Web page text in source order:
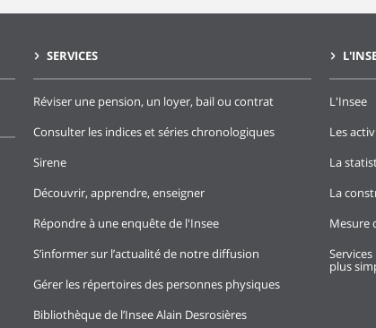
SERVICES
Réviser une pension, un loyer, bail ou contrat
Consulter les indices et séries chronologiques
Sirene
Découvrir, apprendre, enseigner
Répondre à une enquête de l'Insee
S’informer sur l’actualité de notre diffusion
Gérer les répertoires des personnes physiques
Bibliothèque de l’Insee Alain Desrosières
L'Insee
Les
La
La
Mesure
plus